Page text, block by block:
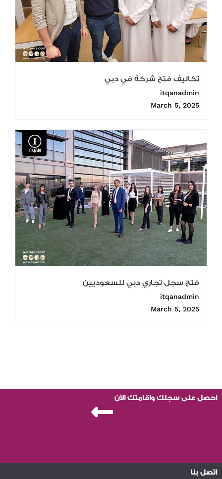
تكاليف فتح شركة في دبي
itqanadmin
March 5, 2025
فتح سجل تجاري دبي للسعوديين
itqanadmin
March 5, 2025
احصل على سجلك واقامتك الآن
اتصل بنا